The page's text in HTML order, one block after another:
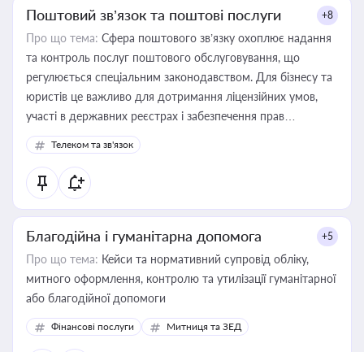
Поштовий зв’язок та поштові послуги +8
Про що тема: Сфера поштового зв’язку охоплює надання
та контроль послуг поштового обслуговування, що
регулюється спеціальним законодавством. Для бізнесу та
юристів це важливо для дотримання ліцензійних умов,
участі в державних реєстрах і забезпечення прав
споживачів.
Телеком та зв'язок
Благодійна і гуманітарна допомога +5
Про що тема: Кейси та нормативний супровід обліку,
митного оформлення, контролю та утилізації гуманітарної
або благодійної допомоги
Фінансові послуги Митниця та ЗЕД